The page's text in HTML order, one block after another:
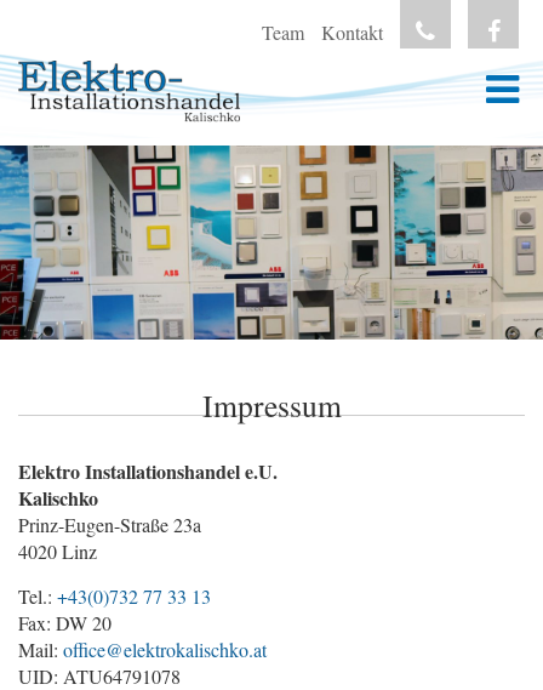
Team Kontakt
Impressum
Elektro Installationshandel e.U.
Kalischko
Prinz-Eugen-Straße 23a
4020 Linz
Tel.: +43(0)732 77 33 13
Fax: DW 20
Mail: office@elektrokalischko.at
UID: ATU64791078